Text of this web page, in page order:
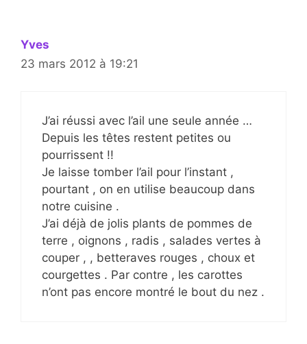
Yves
23 mars 2012 à 19:21
J’ai réussi avec l’ail une seule année …
Depuis les têtes restent petites ou
pourrissent !!
Je laisse tomber l’ail pour l’instant ,
pourtant , on en utilise beaucoup dans
notre cuisine .
J’ai déjà de jolis plants de pommes de
terre , oignons , radis , salades vertes à
couper , , betteraves rouges , choux et
courgettes . Par contre , les carottes
n’ont pas encore montré le bout du nez .